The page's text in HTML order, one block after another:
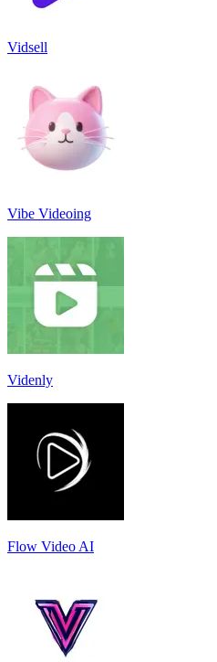
Vidsell
Vibe Videoing
Videnly
Flow Video AI